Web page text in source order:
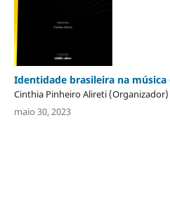
Identidade brasileira na música
Cinthia Pinheiro Alireti (Organizador)
maio 30, 2023